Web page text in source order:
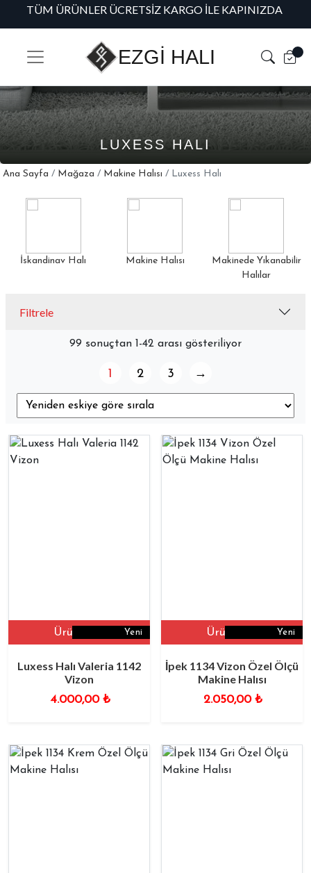
HAVALE/EFT ÖDEMELERINIZDE %5 ÖZEL
EZGİ HALI
LUXESS HALI
Ana Sayfa / Mağaza / Makine Halısı / Luxess Halı
Makine Halısı
Makinede Yıkanabilir
Outlet
Filtrele
99 sonuçtan 1-42 arası gösteriliyor
1 2 3 →
Yeni
Ürüne Git
Luxess Halı Valeria 1142
Vizon
4.000,00 ₺
Yeni
Ürüne Git
İpek 1134 Vizon Özel Ölçü
Makine Halısı
2.050,00 ₺